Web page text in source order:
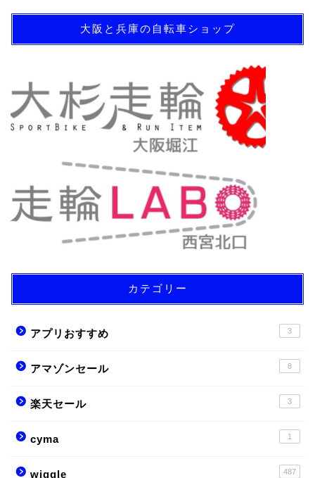
大阪と兵庫の自転車ショップ
カテゴリー
アプリおすすめ 3
アマゾンセール 8
楽天セール 3
cyma 1
wiggle 487